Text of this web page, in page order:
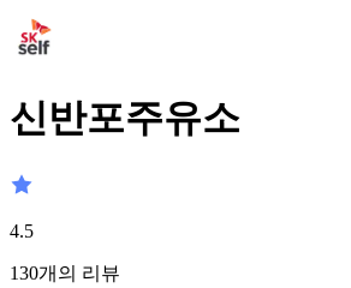
신반포주유소
4.5
130개의 리뷰